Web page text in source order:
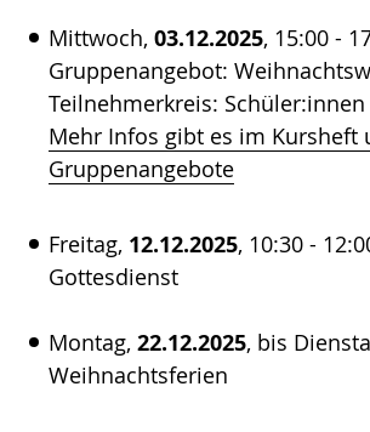
Mittwoch, 03.12.2025, 15:00 -
Gruppenangebot:
Teilnehmerkreis: Schüler:innen
Mehr Infos gibt es im Kursheft
Gruppenangebote
Freitag, 12.12.2025, 10:30 -
Gottesdienst
Montag, 22.12.2025, bis
Weihnachtsferien